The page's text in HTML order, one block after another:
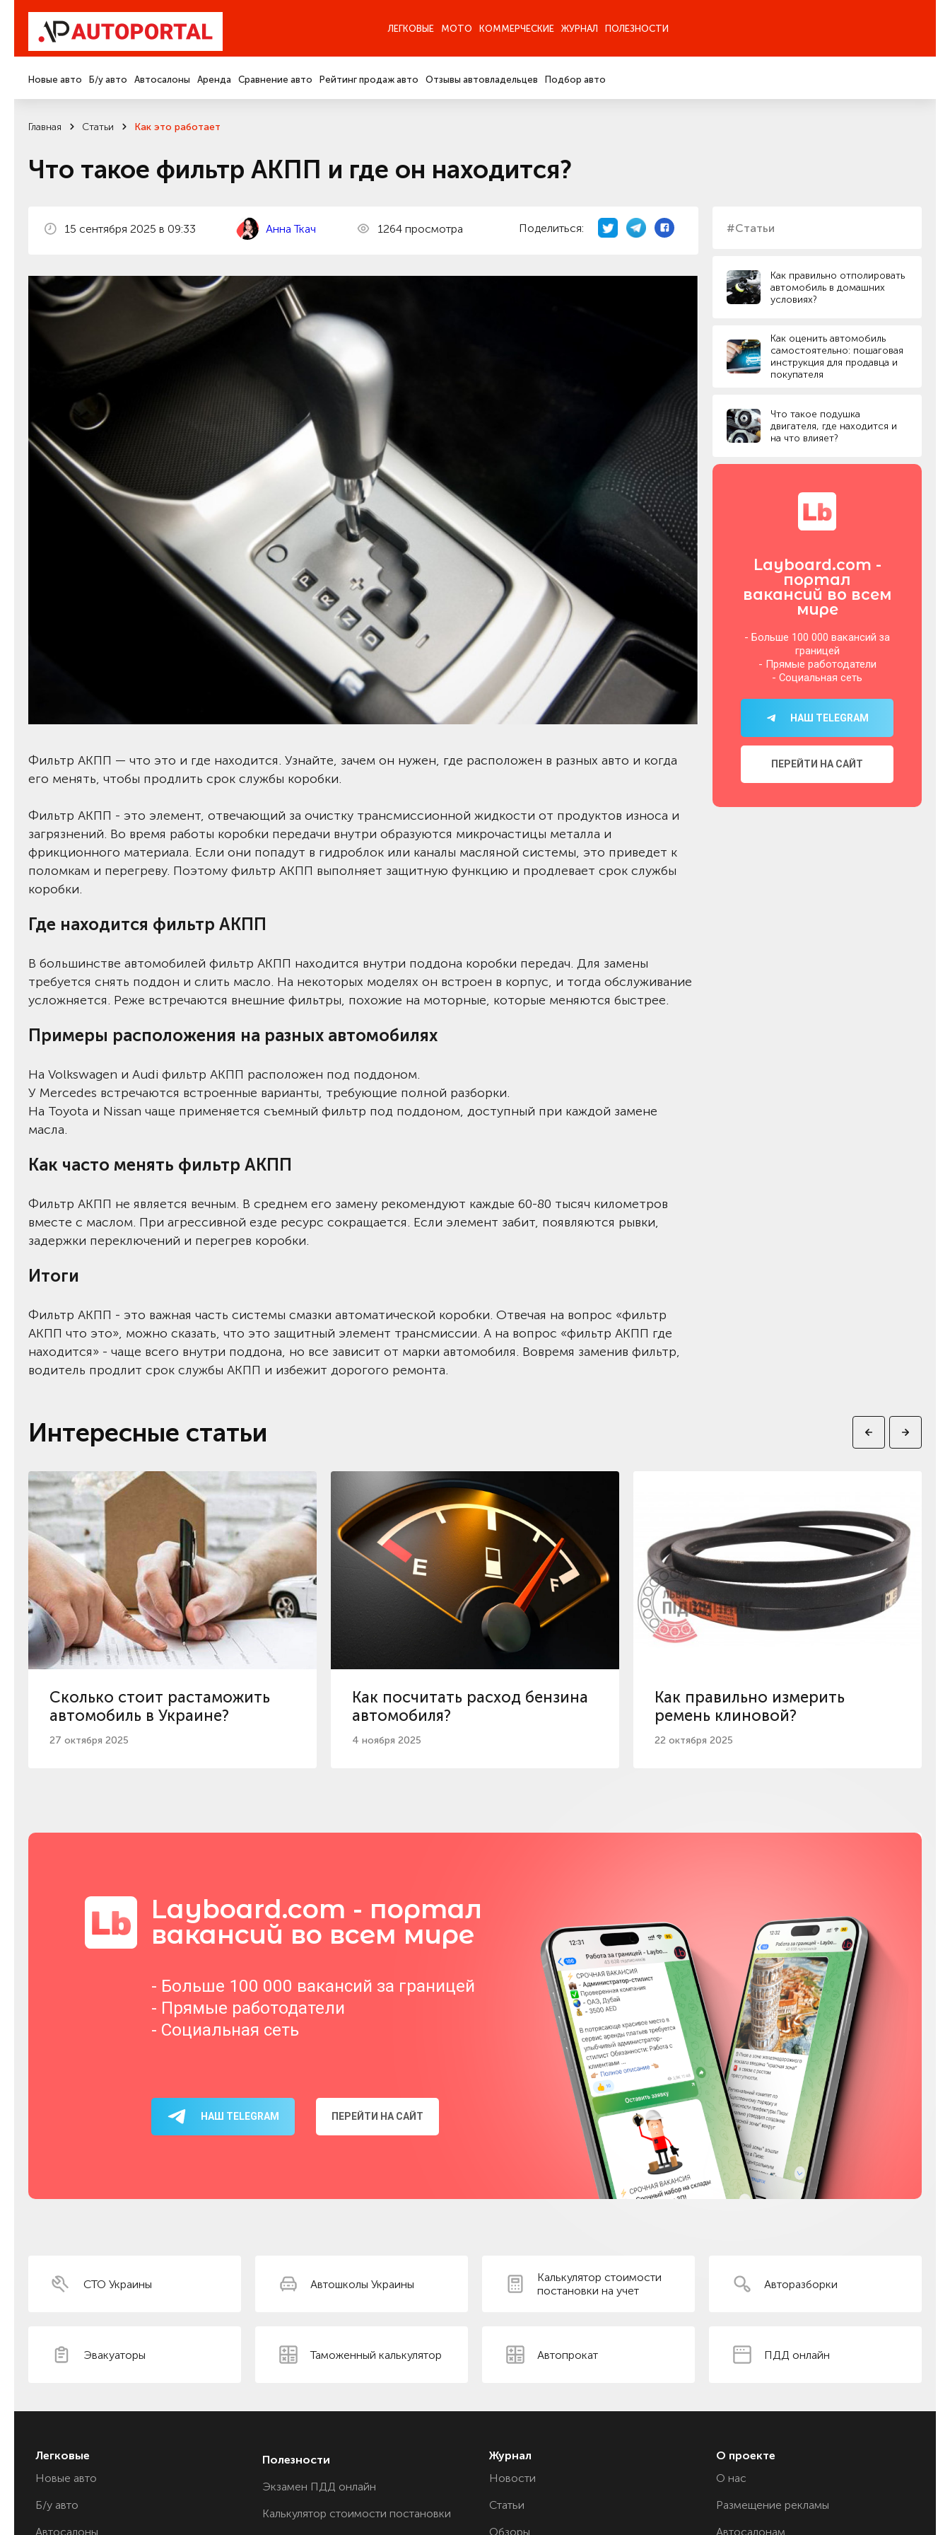
ЛЕГКОВЫЕ МОТО КОММЕРЧЕСКИЕ ЖУРНАЛ ПОЛЕЗНОСТИ
Новые авто Б/у авто Автосалоны Аренда Сравнение авто Рейтинг продаж авто Отзывы автовладельцев Подбор авто
Главная Статьи Как это работает
Что такое фильтр АКПП и где он находится?
#Статьи
Как правильно отполировать
автомобиль в домашних
условиях?
Как оценить автомобиль
самостоятельно: пошаговая
инструкция для продавца и
покупателя
Что такое подушка
двигателя, где находится и
на что влияет?
Layboard.com -
портал
вакансий во всем
мире
- Больше 100 000 вакансий за
границей
- Прямые работодатели
- Социальная сеть
НАШ TELEGRAM
ПЕРЕЙТИ НА САЙТ
15 сентября 2025 в 09:33 Анна Ткач 1264 просмотра Поделиться:
Фильтр АКПП — что это и где находится. Узнайте, зачем он нужен, где расположен в разных авто и когда
его менять, чтобы продлить срок службы коробки.
Фильтр АКПП - это элемент, отвечающий за очистку трансмиссионной жидкости от продуктов износа и
загрязнений. Во время работы коробки передачи внутри образуются микрочастицы металла и
фрикционного материала. Если они попадут в гидроблок или каналы масляной системы, это приведет к
поломкам и перегреву. Поэтому фильтр АКПП выполняет защитную функцию и продлевает срок службы
коробки.
Где находится фильтр АКПП
В большинстве автомобилей фильтр АКПП находится внутри поддона коробки передач. Для замены
требуется снять поддон и слить масло. На некоторых моделях он встроен в корпус, и тогда обслуживание
усложняется. Реже встречаются внешние фильтры, похожие на моторные, которые меняются быстрее.
Примеры расположения на разных автомобилях
На Volkswagen и Audi фильтр АКПП расположен под поддоном.
У Mercedes встречаются встроенные варианты, требующие полной разборки.
На Toyota и Nissan чаще применяется съемный фильтр под поддоном, доступный при каждой замене
масла.
Как часто менять фильтр АКПП
Фильтр АКПП не является вечным. В среднем его замену рекомендуют каждые 60-80 тысяч километров
вместе с маслом. При агрессивной езде ресурс сокращается. Если элемент забит, появляются рывки,
задержки переключений и перегрев коробки.
Итоги
Фильтр АКПП - это важная часть системы смазки автоматической коробки. Отвечая на вопрос «фильтр
АКПП что это», можно сказать, что это защитный элемент трансмиссии. А на вопрос «фильтр АКПП где
находится» - чаще всего внутри поддона, но все зависит от марки автомобиля. Вовремя заменив фильтр,
водитель продлит срок службы АКПП и избежит дорогого ремонта.
Интересные статьи
Сколько стоит растаможить
автомобиль в Украине?
27 октября 2025
Как посчитать расход бензина
автомобиля?
4 ноября 2025
Как правильно измерить
ремень клиновой?
22 октября 2025
Facebook
YouTube
Layboard.com - портал
вакансий во всем мире
- Больше 100 000 вакансий за границей
- Прямые работодатели
- Социальная сеть
НАШ TELEGRAM ПЕРЕЙТИ НА САЙТ
СТО Украины Автошколы Украины
Калькулятор стоимости
постановки на учет
Авторазборки
Эвакуаторы Таможенный калькулятор Автопрокат ПДД онлайн
Легковые
Новые авто
Б/у авто
Автосалоны
Полезности
Экзамен ПДД онлайн
Калькулятор стоимости постановки
Журнал
Новости
Статьи
Обзоры
О проекте
О нас
Размещение рекламы
Автосалонам